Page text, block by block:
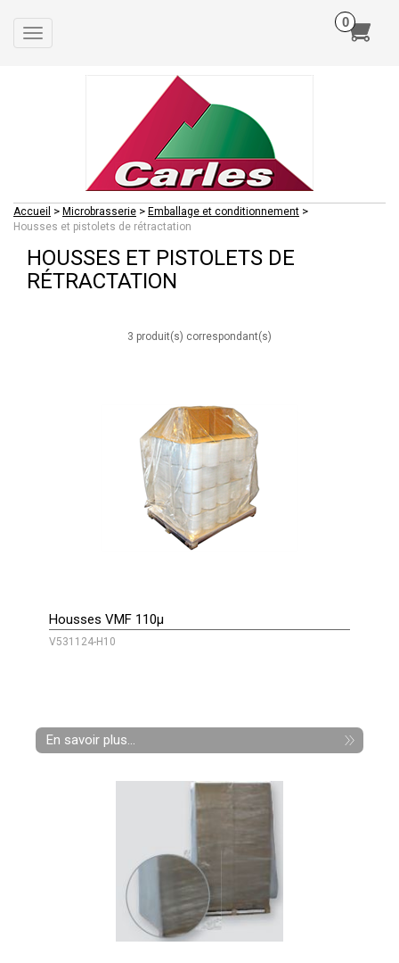
Toggle
navigation
Accueil > Microbrasserie > Emballage et conditionnement >
Housses et pistolets de rétractation
HOUSSES ET PISTOLETS DE
RÉTRACTATION
3 produit(s) correspondant(s)
Housses VMF 110µ
V531124-H10
En savoir plus...